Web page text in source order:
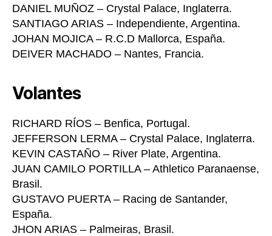
DANIEL MUÑOZ – Crystal Palace, Inglaterra.
SANTIAGO ARIAS – Independiente, Argentina.
JOHAN MOJICA – R.C.D Mallorca, España.
DEIVER MACHADO – Nantes, Francia.
Volantes
RICHARD RÍOS – Benfica, Portugal.
JEFFERSON LERMA – Crystal Palace, Inglaterra.
KEVIN CASTAÑO – River Plate, Argentina.
JUAN CAMILO PORTILLA – Athletico Paranaense,
Brasil.
GUSTAVO PUERTA – Racing de Santander,
España.
JHON ARIAS – Palmeiras, Brasil.